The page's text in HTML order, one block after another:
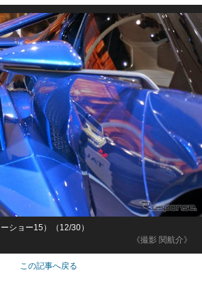
《撮影 関航介》
ショー15）（12/30）
この記事へ戻る